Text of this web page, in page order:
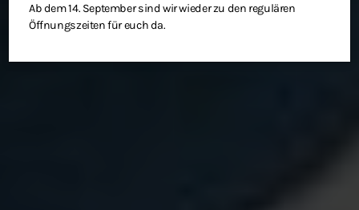
Ab dem 14. September sind wir wieder zu den regulären
Öffnungszeiten für euch da.